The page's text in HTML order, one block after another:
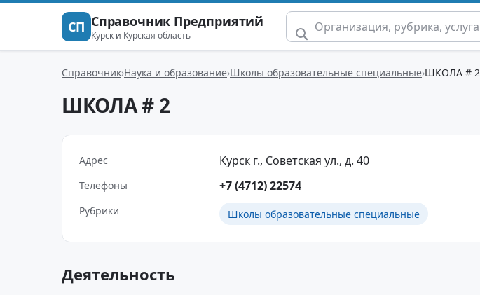
СП Справочник Предприятий
Курск и Курская область
Справочник Наука и образование Школы образовательные специальные ШКОЛА # 2
ШКОЛА # 2
Адрес Курск г., Советская ул., д. 40
Телефоны +7 (4712) 22574
Рубрики Школы образовательные специальные
Деятельность